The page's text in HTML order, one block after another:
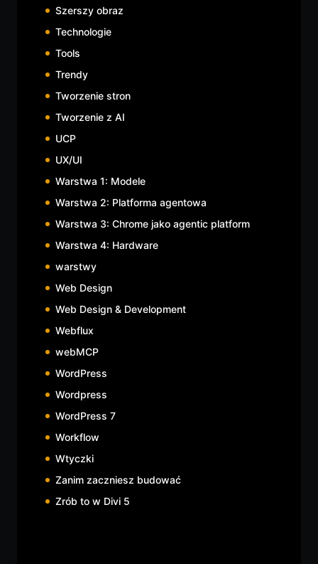
Szerszy obraz
Technologie
Tools
Trendy
Tworzenie stron
Tworzenie z AI
UCP
UX/UI
Warstwa 1: Modele
Warstwa 2: Platforma agentowa
Warstwa 3: Chrome jako agentic platform
Warstwa 4: Hardware
warstwy
Web Design
Web Design & Development
Webflux
webMCP
WordPress
Wordpress
WordPress 7
Workflow
Wtyczki
Zanim zaczniesz budować
Zrób to w Divi 5